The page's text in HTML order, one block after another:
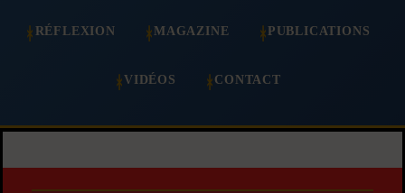
RÉFLEXION MAGAZINE PUBLICATIONS
VIDÉOS CONTACT